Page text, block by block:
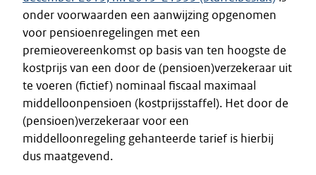
onder voorwaarden een aanwijzing opgenomen
voor pensioenregelingen met een
premieovereenkomst op basis van ten hoogste de
kostprijs van een door de (pensioen)verzekeraar uit
te voeren (fictief) nominaal fiscaal maximaal
middelloonpensioen (kostprijsstaffel). Het door de
(pensioen)verzekeraar voor een
middelloonregeling gehanteerde tarief is hierbij
dus maatgevend.